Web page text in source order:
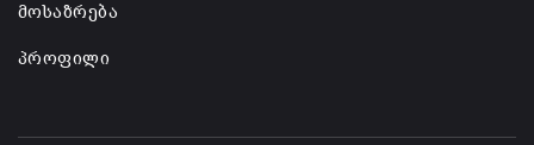
მოსაზრება
პროფილი